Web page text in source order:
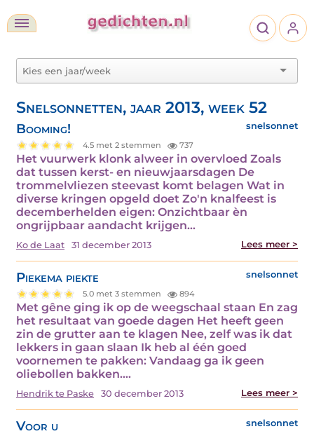
Snelsonnetten, jaar 2013, week 52
Booming! snelsonnet
4.5 met 2 stemmen 737
Het vuurwerk klonk alweer in overvloed Zoals
dat tussen kerst- en nieuwjaarsdagen De
trommelvliezen steevast komt belagen Wat in
diverse kringen opgeld doet Zo'n knalfeest is
decemberhelden eigen: Onzichtbaar èn
ongrijpbaar aandacht krijgen…
Ko de Laat 31 december 2013 Lees meer >
Piekema piekte snelsonnet
5.0 met 3 stemmen 894
Met gêne ging ik op de weegschaal staan En zag
het resultaat van goede dagen Het heeft geen
zin de grutter aan te klagen Nee, zelf was ik dat
lekkers in gaan slaan Ik heb al één goed
voornemen te pakken: Vandaag ga ik geen
oliebollen bakken.…
Hendrik te Paske 30 december 2013 Lees meer >
Voor u snelsonnet